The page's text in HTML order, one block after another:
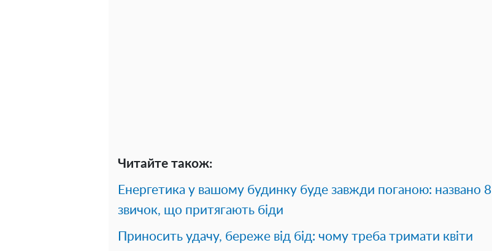
Читайте також:
Енергетика у вашому будинку буде завжди поганою: названо 8
звичок, що притягають біди
Приносить удачу, береже від бід: чому треба тримати квіти